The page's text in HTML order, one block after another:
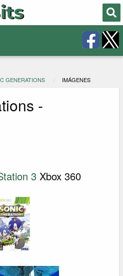
GENERATIONS IMÁGENES
-
3 Xbox 360